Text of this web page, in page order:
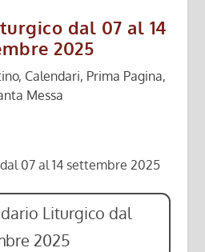
dal 07 al 14
2025
, Calendari, Prima Pagina,
Messa
07 al 14 settembre 2025
Liturgico dal
2025